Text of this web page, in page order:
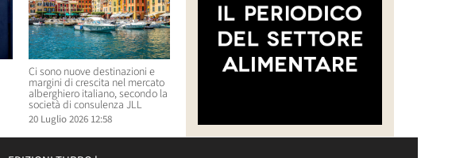
Ci sono nuove destinazioni e
margini di crescita nel mercato
alberghiero italiano, secondo la
società di consulenza JLL
20 Luglio 2026 12:58
Un ristorante stellato in Corea Uber lancia un’offerta su